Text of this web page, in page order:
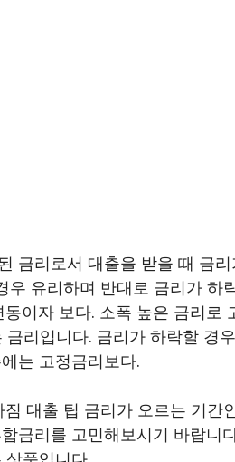
금리로서 대출을 받을 때 금
우 유리하며 반대로 금리가 하
이자 보다. 소폭 높은 금리로
금리입니다. 금리가 하락할 경
는 고정금리보다.
대출 팁 금리가 오르는 기간
금리를 고민해보시기 바랍니